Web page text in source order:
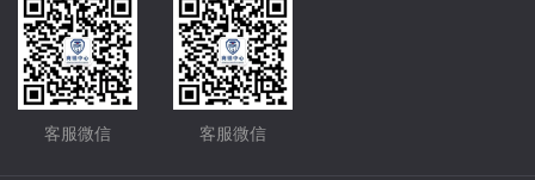
客服微信 客服微信